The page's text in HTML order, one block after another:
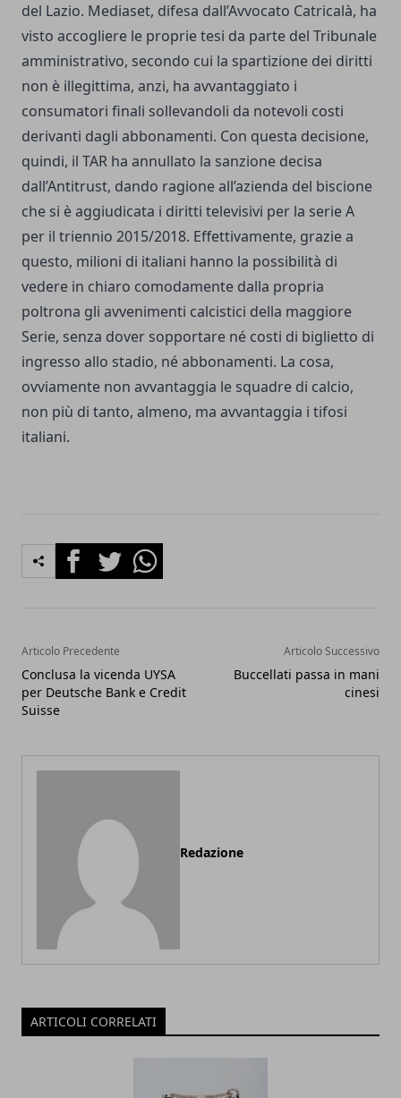
del Lazio. Mediaset, difesa dall’Avvocato Catricalà, ha
visto accogliere le proprie tesi da parte del Tribunale
amministrativo, secondo cui la spartizione dei diritti
non è illegittima, anzi, ha avvantaggiato i
consumatori finali sollevandoli da notevoli costi
derivanti dagli abbonamenti. Con questa decisione,
quindi, il TAR ha annullato la sanzione decisa
dall’Antitrust, dando ragione all’azienda del biscione
che si è aggiudicata i diritti televisivi per la serie A
per il triennio 2015/2018. Effettivamente, grazie a
questo, milioni di italiani hanno la possibilità di
vedere in chiaro comodamente dalla propria
poltrona gli avvenimenti calcistici della maggiore
Serie, senza dover sopportare né costi di biglietto di
ingresso allo stadio, né abbonamenti. La cosa,
ovviamente non avvantaggia le squadre di calcio,
non più di tanto, almeno, ma avvantaggia i tifosi
italiani.
FacebookTwitterWhatsapp
Articolo Precedente
Conclusa la vicenda UYSA
per Deutsche Bank e Credit
Suisse
Articolo Successivo
Buccellati passa in mani
cinesi
Redazione
ARTICOLI CORRELATI